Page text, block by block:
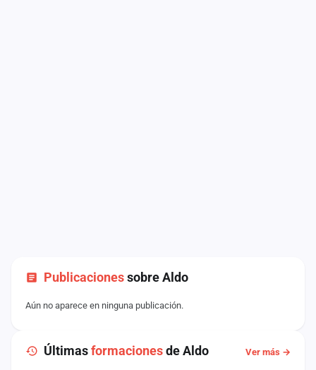
Publicacionessobre Aldo
Aún no aparece en ninguna publicación.
Últimasformacionesde Aldo Ver más →